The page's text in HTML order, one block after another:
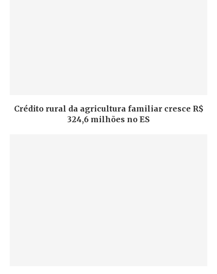
Crédito rural da agricultura familiar cresce R$
324,6 milhões no ES